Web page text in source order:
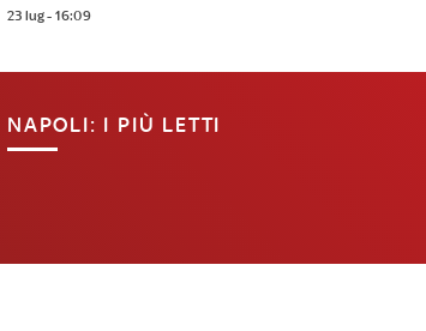
23 lug - 16:09
NAPOLI: I PIÙ LETTI